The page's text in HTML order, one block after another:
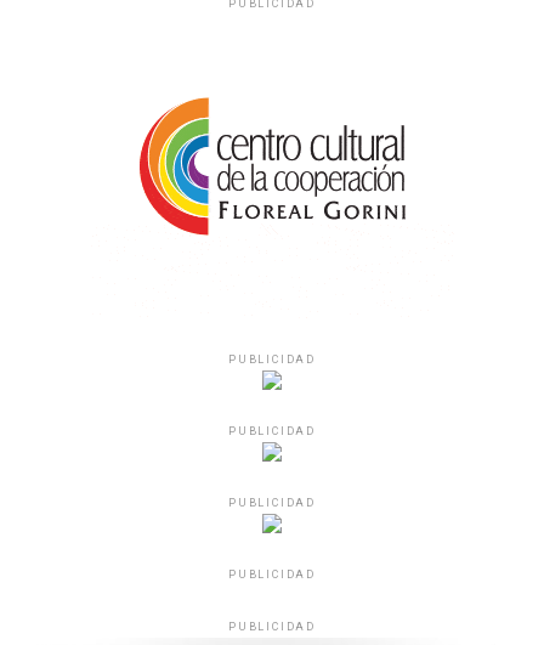
PUBLICIDAD
PUBLICIDAD
PUBLICIDAD
PUBLICIDAD
PUBLICIDAD
PUBLICIDAD